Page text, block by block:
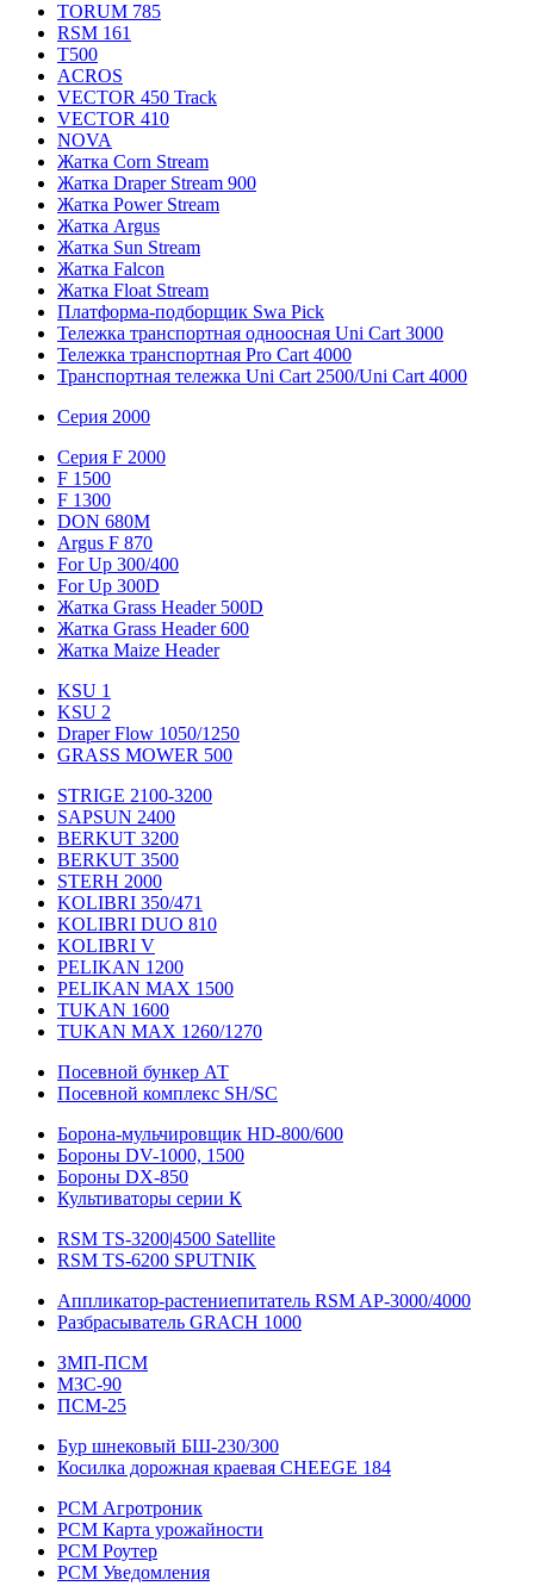
TORUM 785
RSM 161
T500
ACROS
VECTOR 450 Track
VECTOR 410
NOVA
Жатка Corn Stream
Жатка Draper Stream 900
Жатка Power Stream
Жатка Argus
Жатка Sun Stream
Жатка Falcon
Жатка Floаt Stream
Платформа-подборщик Swa Pick
Тележка транспортная одноосная Uni Cart 3000
Тележка транспортная Pro Cart 4000
Транспортная тележка Uni Cart 2500/Uni Cart 4000
Серия 2000
Серия F 2000
F 1500
F 1300
DON 680M
Argus F 870
For Up 300/400
For Up 300D
Жатка Grass Header 500D
Жатка Grass Header 600
Жатка Maize Header
KSU 1
KSU 2
Draper Flow 1050/1250
GRASS MOWER 500
STRIGE 2100-3200
SAPSUN 2400
BERKUT 3200
BERKUT 3500
STERH 2000
KOLIBRI 350/471
KOLIBRI DUO 810
KOLIBRI V
PELIKAN 1200
PELIKAN MAX 1500
TUKAN 1600
TUKAN MAX 1260/1270
Посевной бункер АТ
Посевной комплекс SH/SC
Борона-мульчировщик HD-800/600
Бороны DV-1000, 1500
Бороны DX-850
Культиваторы серии К
RSM TS-3200|4500 Satellite
RSM TS-6200 SPUTNIK
Аппликатор-растениепитатель RSM AP-3000/4000
Разбрасыватель GRACH 1000
ЗМП-ПСМ
МЗС-90
ПСМ-25
Бур шнековый БШ-230/300
Косилка дорожная краевая CHEEGE 184
РСМ Агротроник
РСМ Карта урожайности
РСМ Роутер
РСМ Уведомления